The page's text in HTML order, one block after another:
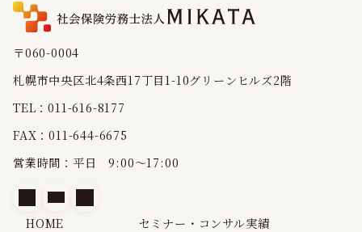
〒060-0004
札幌市中央区北4条西17丁目1-10グリーンヒルズ2階
TEL：011-616-8177
FAX：011-644-6675
営業時間：平日 9:00～17:00
HOME
セミナー・コンサル実績